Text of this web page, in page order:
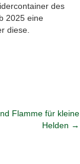
des
2025 eine
diese.
Flamme für kleine
Helden →